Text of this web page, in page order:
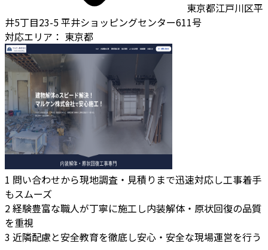
東京都江戸川区平
井5丁目23-5 平井ショッピングセンター611号
対応エリア： 東京都
1 問い合わせから現地調査・見積りまで迅速対応し工事着手
もスムーズ
2経験豊富な職人が丁寧に施工し内装解体・原状回復の品質
を重視
3 近隣配慮と安全教育を徹底し安心・安全な現場運営を行う